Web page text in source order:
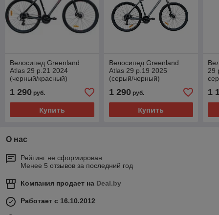
Велосипед Greenland
Atlas 29 р.21 2024
(черный/красный)
1 290 руб.
Купить
Велосипед Greenland
Atlas 29 р.19 2025
(серый/черный)
1 290руб.
Купить
29
1
О нас
Рейтинг не сформирован
Менее 5 отзывов за последний год
Компания продает на Deal.by
Работает с 16.10.2012